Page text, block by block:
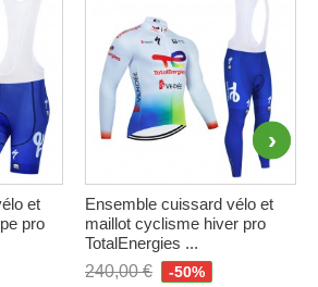
et
pro
Ensemble cuissard vélo et
maillot cyclisme hiver pro
TotalEnergies ...
240,00 €
-50%